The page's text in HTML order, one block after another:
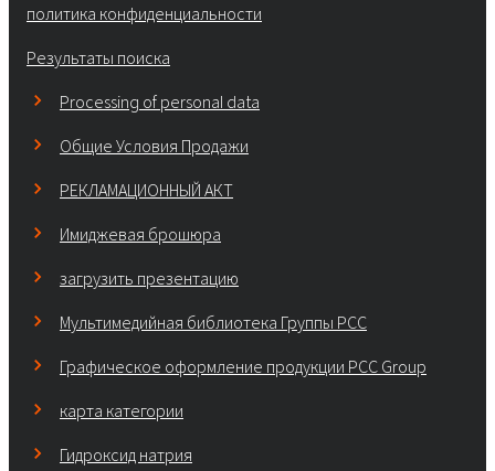
политика конфиденциальности
Результаты поиска
Processing of personal data
Общие Условия Продажи
РЕКЛАМАЦИОННЫЙ АКТ
Имиджевая брошюра
загрузить презентацию
Мультимедийная библиотека Группы РСС
Графическое оформление продукции PCC Group
карта категории
Гидроксид натрия